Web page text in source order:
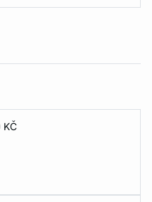
KČ